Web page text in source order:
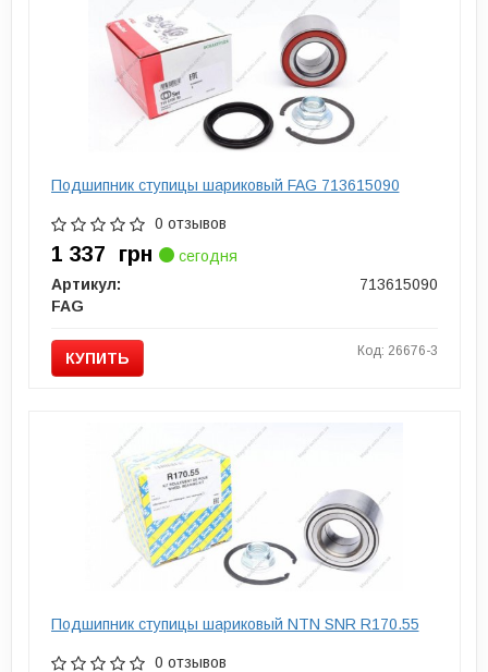
Подшипник ступицы шариковый FAG 713615090
0 отзывов
1 337 грн
сегодня
Артикул:
713615090
FAG
КУПИТЬ Код: 26676-3
Подшипник ступицы шариковый NTN SNR R170.55
0 отзывов